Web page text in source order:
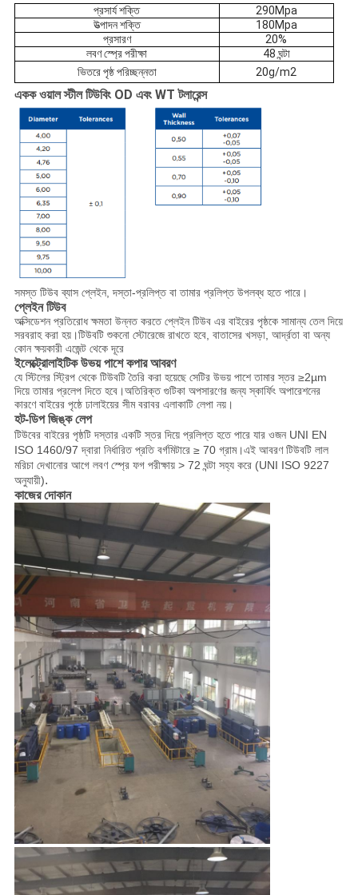
প্রসার্য শক্তি
290Mpa
উত্পাদন শক্তি
180Mpa
প্রসারণ
20%
লবণ স্প্রে পরীক্ষা
48 ঘন্টা
ভিতরে পৃষ্ঠ পরিচ্ছন্নতা
20g/m2
একক ওয়াল স্টীল টিউবিং OD এবং WT টলারেন্স
সমস্ত টিউব ব্যাস প্লেইন, দস্তা-প্রলিপ্ত বা তামার প্রলিপ্ত উপলব্ধ হতে পারে।
প্লেইন টিউব
অক্সিডেশন প্রতিরোধ ক্ষমতা উন্নত করতে প্লেইন টিউব এর বাইরের পৃষ্ঠকে সামান্য তেল দিয়ে
সরবরাহ করা হয়।টিউবটি শুকনো স্টোরেজে রাখতে হবে, বাতাসের খসড়া, আর্দ্রতা বা অন্য
কোন ক্ষয়কারী এজেন্ট থেকে দূরে
ইলেক্ট্রোলাইটিক উভয় পাশে কপার আবরণ
যে স্টিলের স্ট্রিপ থেকে টিউবটি তৈরি করা হয়েছে সেটির উভয় পাশে তামার স্তর ≥2µm
দিয়ে তামার প্রলেপ দিতে হবে।অতিরিক্ত গুটিকা অপসারণের জন্য স্কার্ফিং অপারেশনের
কারণে বাইরের পৃষ্ঠে ঢালাইয়ের সীম বরাবর এলাকাটি লেপা নয়।
হট-ডিপ জিঙ্ক লেপ
টিউবের বাইরের পৃষ্ঠটি দস্তার একটি স্তর দিয়ে প্রলিপ্ত হতে পারে যার ওজন UNI EN
ISO 1460/97 দ্বারা নির্ধারিত প্রতি বর্গমিটারে ≥ 70 গ্রাম।এই আবরণ টিউবটি লাল
মরিচা দেখানোর আগে লবণ স্প্রে ফগ পরীক্ষায় > 72 ঘন্টা সহ্য করে (UNI ISO 9227
অনুযায়ী).
কাজের দোকান